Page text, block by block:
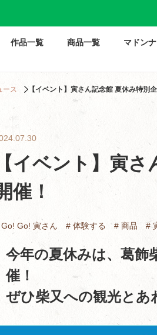
作品一覧 商品一覧 マドンナ
ース 【イベント】寅さん記念館 夏休み特別
【イベント】寅
催！
Go! 寅さん # 体験する # 商品 #
今年の夏休みは、葛飾
催！
ぜひ柴又への観光と